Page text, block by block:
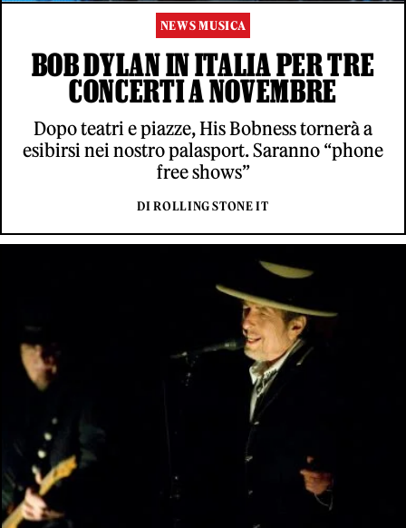
NEWS MUSICA
BOB DYLAN IN ITALIA PER TRE
CONCERTI A NOVEMBRE
Dopo teatri e piazze, His Bobness tornerà a
esibirsi nei nostro palasport. Saranno “phone
free shows”
DI ROLLING STONE IT